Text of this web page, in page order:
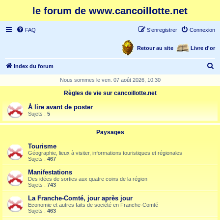
le forum de www.cancoillotte.net
FAQ Connexion
S’enregistrer
Livre d'or
Retour au site
Index du forum
r
Nous sommes le ven. 07 août 2026, 10:30
Règles de vie sur cancoillotte.net
À lire avant de poster
Sujets : 5
Paysages
Tourisme
Géographie, lieux à visiter, informations touristiques et régionales
Sujets : 467
Manifestations
Des idées de sorties aux quatre coins de la région
Sujets : 743
La Franche-Comté, jour après jour
Economie et autres faits de société en Franche-Comté
Sujets : 463